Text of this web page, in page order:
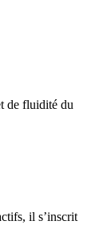
de fluidité du
il s’inscrit